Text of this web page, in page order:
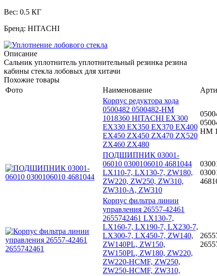
Вес: 0.5 КГ
Бренд: HITACHI
Описание
Сальник уплотнитель уплотнительный резинка резина
кабины стекла лобовых для хитачи
Похожие товары
Фото
Наименование
Корпус редуктора хода
0500482 0500482-HM
1018360 HITACHI EX300
EX330 EX350 EX370 EX400
EX450 ZX450 ZX470 ZX520
ZX460 ZX480
HM
ПОДШИПНИК 03001-
06010 0300106010 4681044
LX110-7, LX130-7, ZW180,
ZW220, ZW250, ZW310,
ZW310-A, ZW310
Корпус фильтра линии
управления 26557-42461
2655742461 LX130-7,
LX160-7, LX190-7, LX230-7,
LX300-7, LX450-7, ZW140,
ZW140PL, ZW150,
ZW150PL, ZW180, ZW220,
ZW220-HCMF, ZW250,
ZW250-HCMF, ZW310,